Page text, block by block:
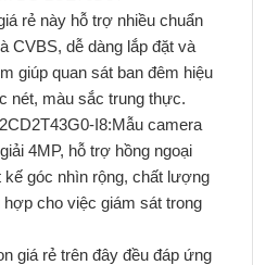
rẻ này hỗ trợ nhiều chuẩn
CVBS, dễ dàng lắp đặt và
giúp quan sát ban đêm hiệu
nét, màu sắc trung thực.
I8:Mẫu camera
4MP, hỗ trợ hồng ngoại
kế góc nhìn rộng, chất lượng
cho việc giám sát trong
giá rẻ trên đây đều đáp ứng